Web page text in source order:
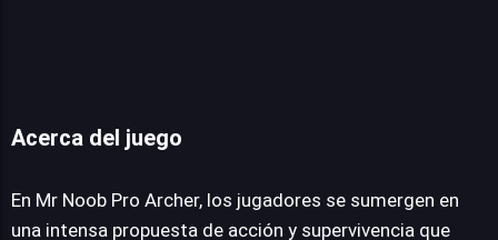
Acerca del juego
En Mr Noob Pro Archer, los jugadores se sumergen en
una intensa propuesta de acción y supervivencia que